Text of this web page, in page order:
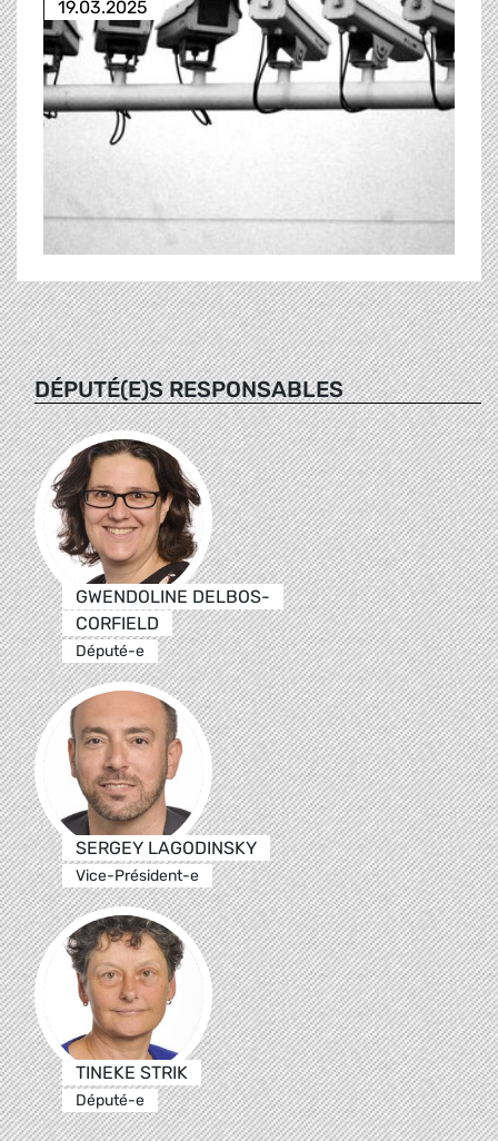
19.03.2025
DÉPUTÉ(E)S RESPONSABLES
GWENDOLINE DELBOS-
CORFIELD
Député-e
SERGEY LAGODINSKY
Vice-Président-e
TINEKE STRIK
Député-e